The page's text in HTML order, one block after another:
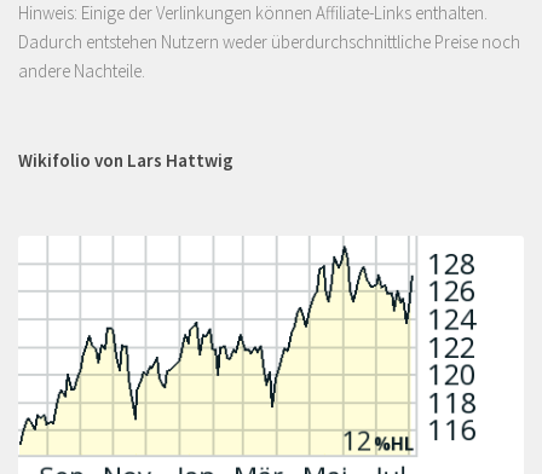
Hinweis: Einige der Verlinkungen können Affiliate-Links enthalten.
Dadurch entstehen Nutzern weder überdurchschnittliche Preise noch
andere Nachteile.
Wikifolio von Lars Hattwig